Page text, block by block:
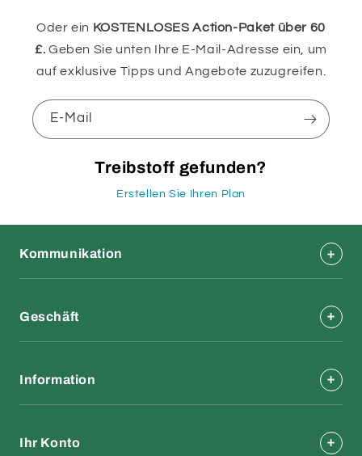
Oder ein KOSTENLOSES Action-Paket über 60
£. Geben Sie unten Ihre E-Mail-Adresse ein, um
auf exklusive Tipps und Angebote zuzugreifen.
E-Mail
Treibstoff gefunden?
Erstellen Sie Ihren Plan
Kommunikation
Geschäft
Information
Ihr Konto